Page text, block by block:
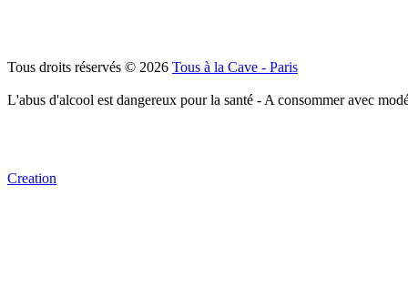
Tous droits réservés © 2026 Tous à la Cave - Paris
L'abus d'alcool est dangereux pour la santé - A consommer avec
Creation